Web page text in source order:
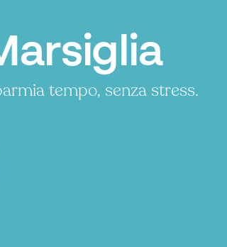
tempo, senza stress.